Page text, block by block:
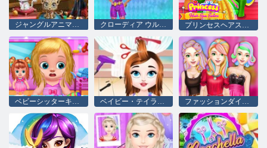
ジャングルアニマルヘアサロン クローディア ウルフガール ヘアスタイル チャレンジ プリンセスヘアスパサロン
ベビーシッターキッズヘアサロン ベイビー・テイラー・ヘア・デー ファッションダイヘアデザイン